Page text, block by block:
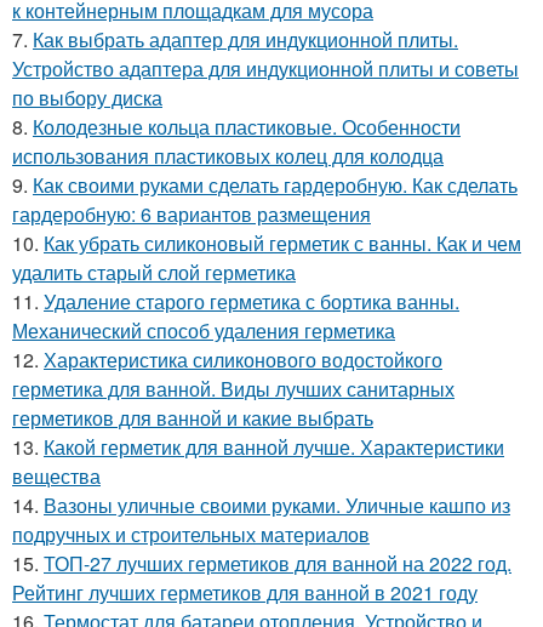
к контейнерным площадкам для мусора
7. Как выбрать адаптер для индукционной плиты.
Устройство адаптера для индукционной плиты и советы
по выбору диска
8. Колодезные кольца пластиковые. Особенности
использования пластиковых колец для колодца
9. Как своими руками сделать гардеробную. Как сделать
гардеробную: 6 вариантов размещения
10. Как убрать силиконовый герметик с ванны. Как и чем
удалить старый слой герметика
11. Удаление старого герметика с бортика ванны.
Механический способ удаления герметика
12. Характеристика силиконового водостойкого
герметика для ванной. Виды лучших санитарных
герметиков для ванной и какие выбрать
13. Какой герметик для ванной лучше. Характеристики
вещества
14. Вазоны уличные своими руками. Уличные кашпо из
подручных и строительных материалов
15. ТОП-27 лучших герметиков для ванной на 2022 год.
Рейтинг лучших герметиков для ванной в 2021 году